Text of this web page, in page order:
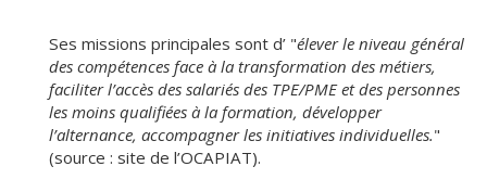
Ses missions principales sont d’ "élever le niveau général
des compétences face à la transformation des métiers,
faciliter l’accès des salariés des TPE/PME et des personnes
les moins qualifiées à la formation, développer
l’alternance, accompagner les initiatives individuelles."
(source : site de l’OCAPIAT).